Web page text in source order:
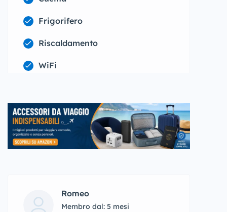
Frigorifero
Riscaldamento
WiFi
Romeo
Membro dal: 5 mesi